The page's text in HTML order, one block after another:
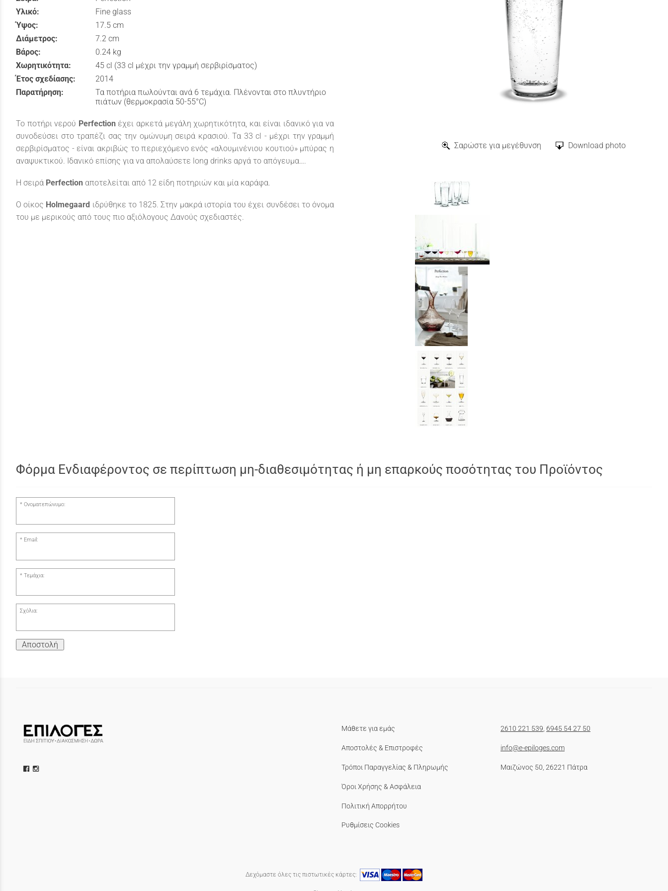
Σαρώστε για μεγέθυνση Download photo
Υλικό:
Fine glass
Ύψος:
17.5 cm
Διάμετρος:
7.2 cm
Βάρος:
0.24 kg
Χωρητικότητα:
45 cl (33 cl μέχρι την γραμμή σερβιρίσματος)
Έτος σχεδίασης:
2014
Παρατήρηση:
Τα ποτήρια πωλούνται ανά 6 τεμάχια. Πλένονται στο πλυντήριο
πιάτων (θερμοκρασία 50-55°C)
Το ποτήρι νερού Perfection έχει αρκετά μεγάλη χωρητικότητα, και είναι ιδανικό για να
συνοδεύσει στο τραπέζι σας την ομώνυμη σειρά κρασιού. Τα 33 cl - μέχρι την γραμμή
σερβιρίσματος - είναι ακριβώς το περιεχόμενο ενός «αλουμινένιου κουτιού» μπύρας η
αναψυκτικού. Ιδανικό επίσης για να απολαύσετε long drinks αργά το απόγευμα….
Η σειρά Perfection αποτελείται από 12 είδη ποτηριών και μία καράφα.
Ο οίκος Holmegaard ιδρύθηκε το 1825. Στην μακρά ιστορία του έχει συνδέσει το όνομα
του με μερικούς από τους πιο αξιόλογους Δανούς σχεδιαστές.
Φόρμα Ενδιαφέροντος σε περίπτωση μη-διαθεσιμότητας ή μη επαρκούς ποσότητας του Προϊόντος
Ονοματεπώνυμο:
Email:
Τεμάχια:
Σχόλια:
Αποστολή
Μάθετε για εμάς
Αποστολές & Επιστροφές
Τρόποι Παραγγελίας & Πληρωμής
Όροι Χρήσης & Ασφάλεια
Πολιτική Απορρήτου
Ρυθμίσεις Cookies
2610 221 539, 6945 54 27 50
info@e-epiloges.com
Μαιζώνος 50, 26221 Πάτρα
Δεχόμαστε όλες τις πιστωτικές κάρτες: